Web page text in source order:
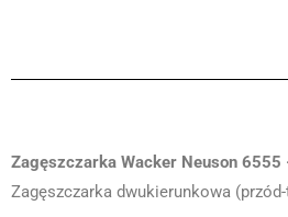
Zagęszczarka Wacker Neuson 6555
Zagęszczarka dwukierunkowa (przód-